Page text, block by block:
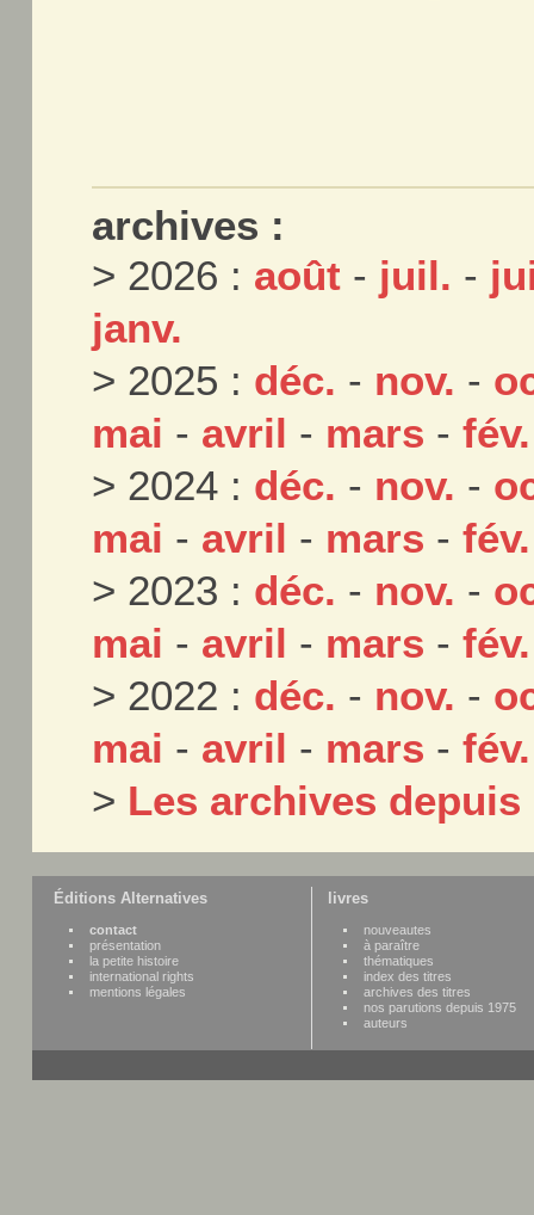
archives :
> 2026 : août - juil. -
janv.
> 2025 : déc. - nov. -
mai - avril - mars -fév.
> 2024 : déc. - nov. -
mai - avril - mars -fév.
> 2023 : déc. - nov. -
mai - avril - mars -fév.
> 2022 : déc. - nov. -
mai - avril - mars -fév.
> Les archives depuis
Éditions Alternatives
contact
présentation
la petite histoire
international rights
mentions légales
livres
nouveautes
à paraître
thématiques
index des titres
archives des titres
nos parutions depuis 1975
auteurs